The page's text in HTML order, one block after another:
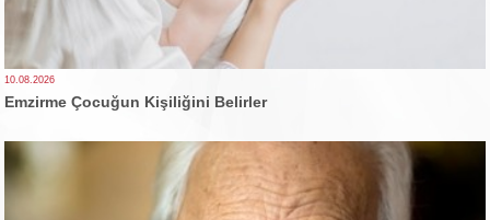
10.08.2026
Emzirme Çocuğun Kişiliğini Belirler